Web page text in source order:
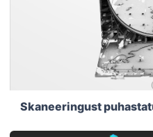
Skaneeringust